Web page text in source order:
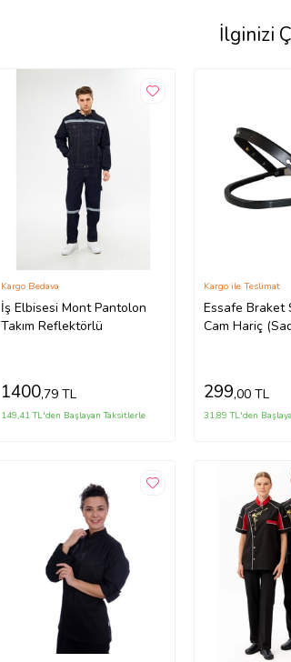
İlginizi
İş Elbisesi Mont Pantolon
Takım Reflektörlü
Kargo Bedava
1400,79 TL
149,41 TL'den Başlayan Taksitlerle
Essafe Braket
Cam Hariç
Kargo ile Teslimat
299,00 TL
31,89 TL'den